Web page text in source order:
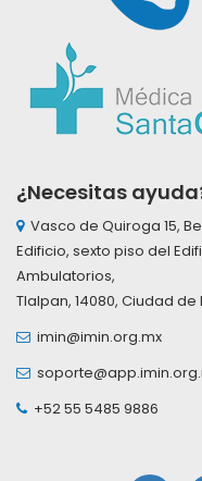
¿Necesitas
Vasco de Quiroga 15,
Edificio, sexto piso del
Ambulatorios,
Tlalpan, 14080, Ciudad de
imin@imin.org.mx
+52 55 5485 9886